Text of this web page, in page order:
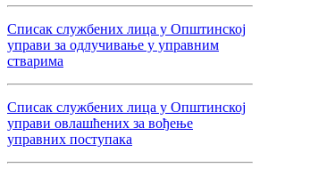
Списак службених лица у Општинској
управи за одлучивање у управним
стварима
Списак службених лица у Општинској
управи овлашћених за вођење
управних поступака